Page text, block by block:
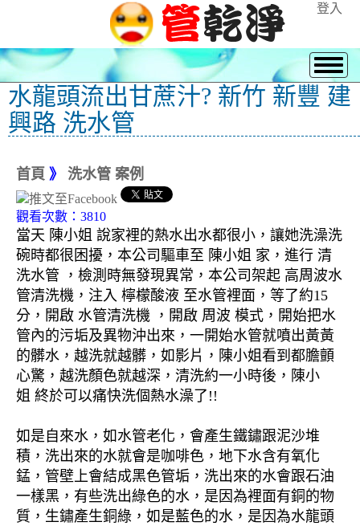
登入
水龍頭流出甘蔗汁? 新竹 新豐 建
興路 洗水管
首頁 》 洗水管 案例
觀看次數：3810
當天 陳小姐 說家裡的熱水出水都很小，讓她洗澡洗
碗時都很困擾，本公司驅車至 陳小姐 家，進行 清
洗水管 ，檢測時無發現異常，本公司架起 高周波水
管清洗機，注入 檸檬酸液 至水管裡面，等了約15
分，開啟 水管清洗機 ，開啟 周波 模式，開始把水
管內的污垢及異物沖出來，一開始水管就噴出黃黃
的髒水，越洗就越髒，如影片，陳小姐看到都膽顫
心驚，越洗顏色就越深，清洗約一小時後，陳小
姐 終於可以痛快洗個熱水澡了!!
如是自來水，如水管老化，會產生鐵鏽跟泥沙堆
積，洗出來的水就會是咖啡色，地下水含有氧化
錳，管壁上會結成黑色管垢，洗出來的水會跟石油
一樣黑，有些洗出綠色的水，是因為裡面有銅的物
質，生鏽產生銅綠，如是藍色的水，是因為水龍頭